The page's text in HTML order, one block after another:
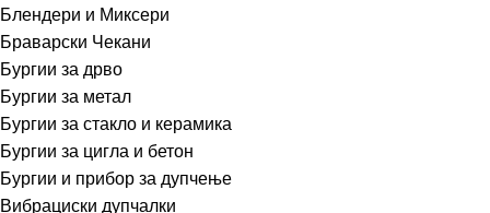
Блендери и Миксери
Браварски Чекани
Бургии за дрво
Бургии за метал
Бургии за стакло и керамика
Бургии за цигла и бетон
Бургии и прибор за дупчење
Вибрациски дупчалки